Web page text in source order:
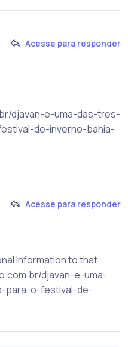
Acesse para responder
djavan-e-uma-das-tres-
de-inverno-bahia-
Acesse para responder
Information to that
djavan-e-uma-
para-o-festival-de-